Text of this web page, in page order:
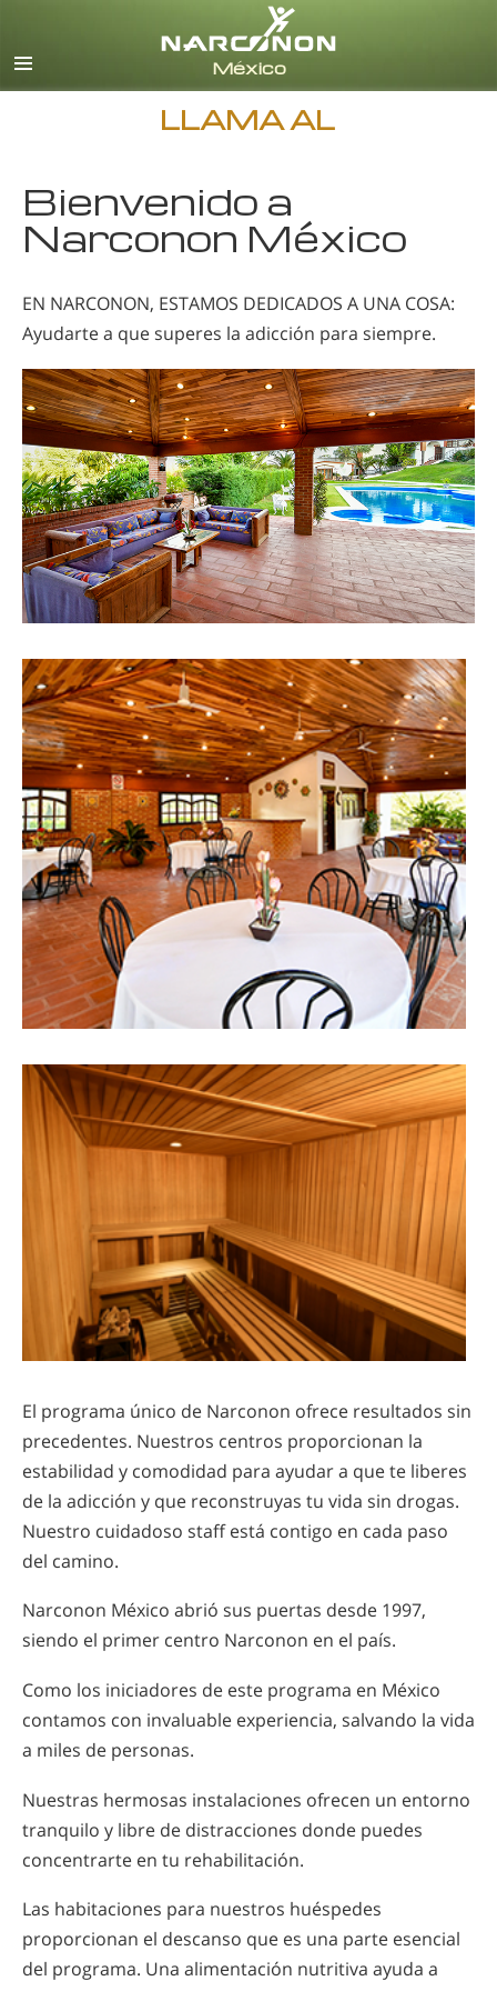
Español
Inglés
Todas las Regiones/Idiomas
LLAMA AL
Bienvenido a
Narconon México
EN NARCONON, ESTAMOS DEDICADOS A UNA COSA:
Ayudarte a que superes la adicción para siempre.
El programa único de Narconon ofrece resultados sin
precedentes. Nuestros centros proporcionan la
estabilidad y comodidad para ayudar a que te liberes
de la adicción y que reconstruyas tu vida sin drogas.
Nuestro cuidadoso staff está contigo en cada paso
del camino.
Narconon México abrió sus puertas desde 1997,
siendo el primer centro Narconon en el país.
Como los iniciadores de este programa en México
contamos con invaluable experiencia, salvando la vida
a miles de personas.
Nuestras hermosas instalaciones ofrecen un entorno
tranquilo y libre de distracciones donde puedes
concentrarte en tu rehabilitación.
Las habitaciones para nuestros huéspedes
proporcionan el descanso que es una parte esencial
del programa. Una alimentación nutritiva ayuda a